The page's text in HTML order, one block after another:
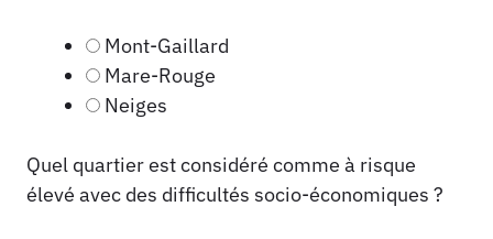
Mont-Gaillard
Mare-Rouge
Neiges
Quel quartier est considéré comme à risque
élevé avec des difficultés socio-économiques ?